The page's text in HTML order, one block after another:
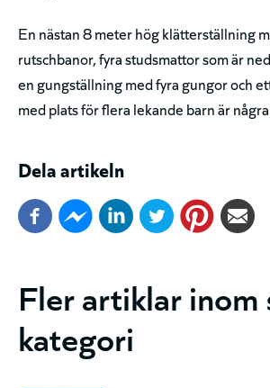
En nästan 8 meter hög klätterställning
rutschbanor, fyra studsmattor som är
en gungställning med fyra gungor och
med plats för flera lekande barn är
Dela artikeln
Fler artiklar inom
kategori